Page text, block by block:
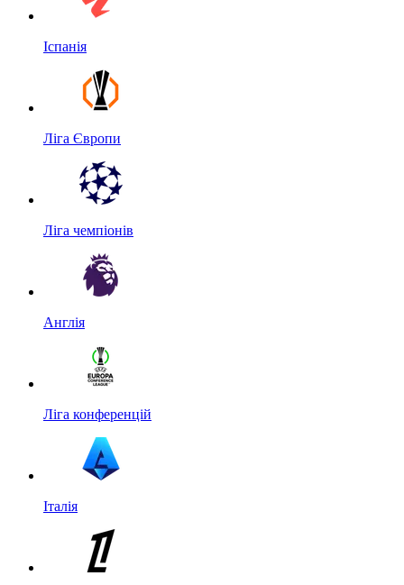
Іспанія
Ліга Європи
Ліга чемпіонів
Англія
Ліга конференцій
Італія